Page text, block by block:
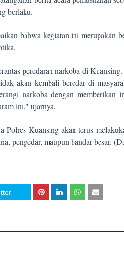
berlaku.
bahwa kegiatan ini merupakan
peredaran narkoba di
akan kembali beredar di
narkoba dengan memberikan
ini," ujarnya.
Polres Kuansing akan terus
pengedar, maupun bandar besar.